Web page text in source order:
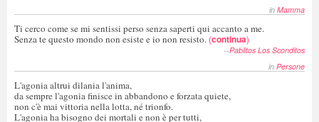
in Mamma
Ti cerco come se mi sentissi perso senza saperti qui accanto a me.
Senza te questo mondo non esiste e io non resisto. (continua)
--Pablitos Los Sconditos
in Persone
L'agonia altrui dilania l'anima,
da sempre l'agonia finisce in abbandono e forzata quiete,
non c'è mai vittoria nella lotta, né trionfo.
L'agonia ha bisogno dei mortali e non è per tutti,